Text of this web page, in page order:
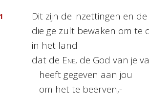
1
Dit zijn de inzettingen en
die ge zult bewaken om te
in het land
dat de Ene, de God van je
heeft gegeven aan jou
om het te beërven,-